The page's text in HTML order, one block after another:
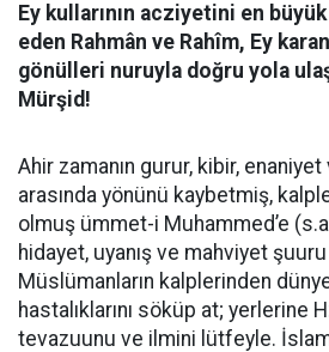
Ey kullarının acziyetini en
eden Rahmân ve Rahîm, Ey
gönülleri nuruyla doğru yola
Mürşid!
Ahir zamanın gurur, kibir, enaniyet
arasında yönünü kaybetmiş,
olmuş ümmet-i Muhammed’e
hidayet, uyanış ve mahviyet
Müslümanların kalplerinden
hastalıklarını söküp at; yerlerine
tevazuunu ve ilmini lütfeyle.